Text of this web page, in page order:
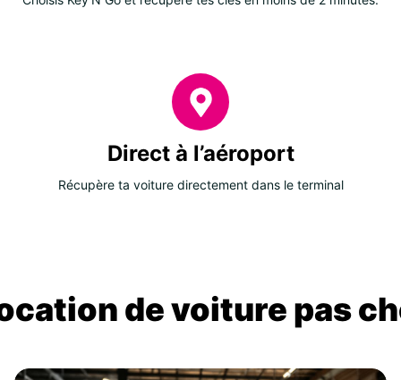
Direct à l’aéroport
Récupère ta voiture directement dans le terminal
de voiture pas